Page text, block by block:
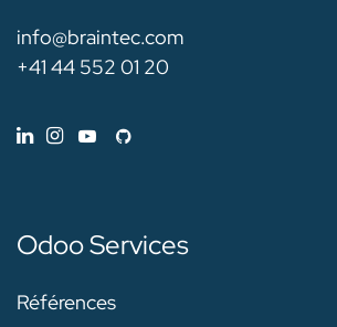
info@braintec.com
+41 44 552 01 20
Odoo Services
Références